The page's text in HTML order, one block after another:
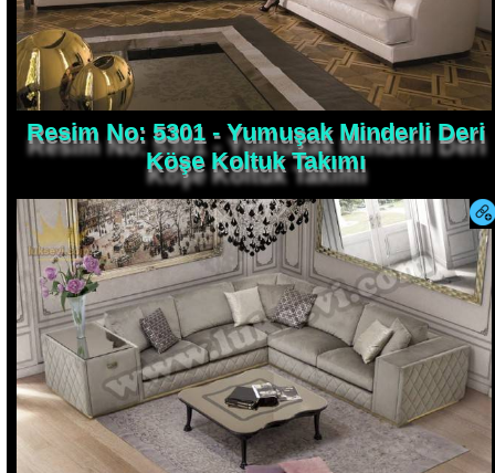
Resim No: 5301 - Yumuşak Minderli Deri
Köşe Koltuk Takımı